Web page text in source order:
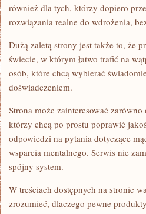
również dla tych, którzy dopiero
rozwiązania realne do wdrożenia,
Dużą zaletą strony jest także to, że
świecie, w którym łatwo trafić na
osób, które chcą wybierać
doświadczeniem.
Strona może zainteresować
którzy chcą po prostu poprawić
odpowiedzi na pytania dotyczące
wsparcia mentalnego. Serwis nie
spójny system.
W treściach dostępnych na stronie
zrozumieć, dlaczego pewne